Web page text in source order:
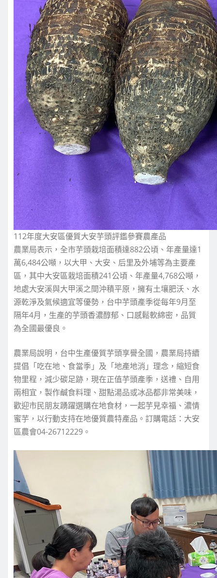
112年度大安區優質大安芋頭評鑑參賽農產品
農業局表示，全市芋頭栽培面積達882公頃、年產量達1
萬6,484公噸，以大甲、大安、后里及外埔等為主要產
區，其中大安區栽培面積241公頃、年產量4,768公噸，
地處大安溪與大甲溪之間沖積平原，擁有土壤肥沃、水
源乾淨及氣候適宜等優勢，台中芋頭產季從每年9月至
隔年4月，生產的芋頭香濃醇郁、口感鬆軟綿密，品質
為全國最優良。
農業局說明，台中生產優質芋頭享譽全國，農業局持續
提倡「吃在地、食當季」及「地產地消」理念，縮短食
物里程，減少碳足跡，現在正值芋頭產季，送禮、自用
兩相宜，製作鹹食料理、甜點湯品或冰品都非常美味，
歡迎市民朋友踴躍選購在地食材，一起芋見幸福、濃情
蜜芋，以行動支持在地優質農特產品。訂購電話：大安
區農會04-26712229。